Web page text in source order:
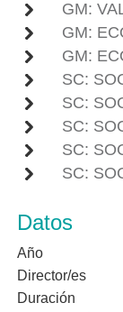
GM:
GM:
GM:
SC:
SC:
SC:
SC:
SC:
Datos
Año
Director/es
Duración